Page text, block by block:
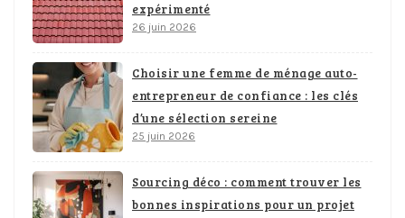
expérimenté
26 juin 2026
Choisir une femme de ménage auto-
entrepreneur de confiance : les clés
d’une sélection sereine
25 juin 2026
Sourcing déco : comment trouver les
bonnes inspirations pour un projet